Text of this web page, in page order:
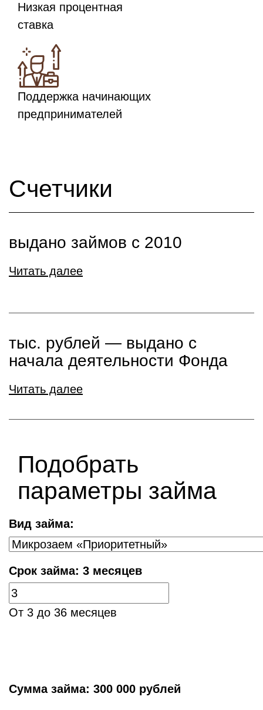
Низкая процентная
ставка
Поддержка начинающих
предпринимателей
Счетчики
выдано займов с 2010
Читать далее
тыс. рублей ― выдано с
начала деятельности Фонда
Читать далее
Подобрать
параметры займа
Вид займа:
Срок займа: 3 месяцев
От 3 до 36 месяцев
Сумма займа: 300 000 рублей